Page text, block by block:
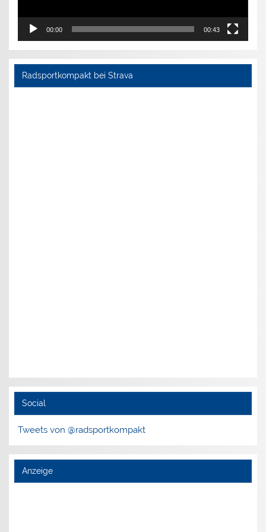
00:00 00:43
Radsportkompakt bei Strava
Social
Tweets von @radsportkompakt
Anzeige